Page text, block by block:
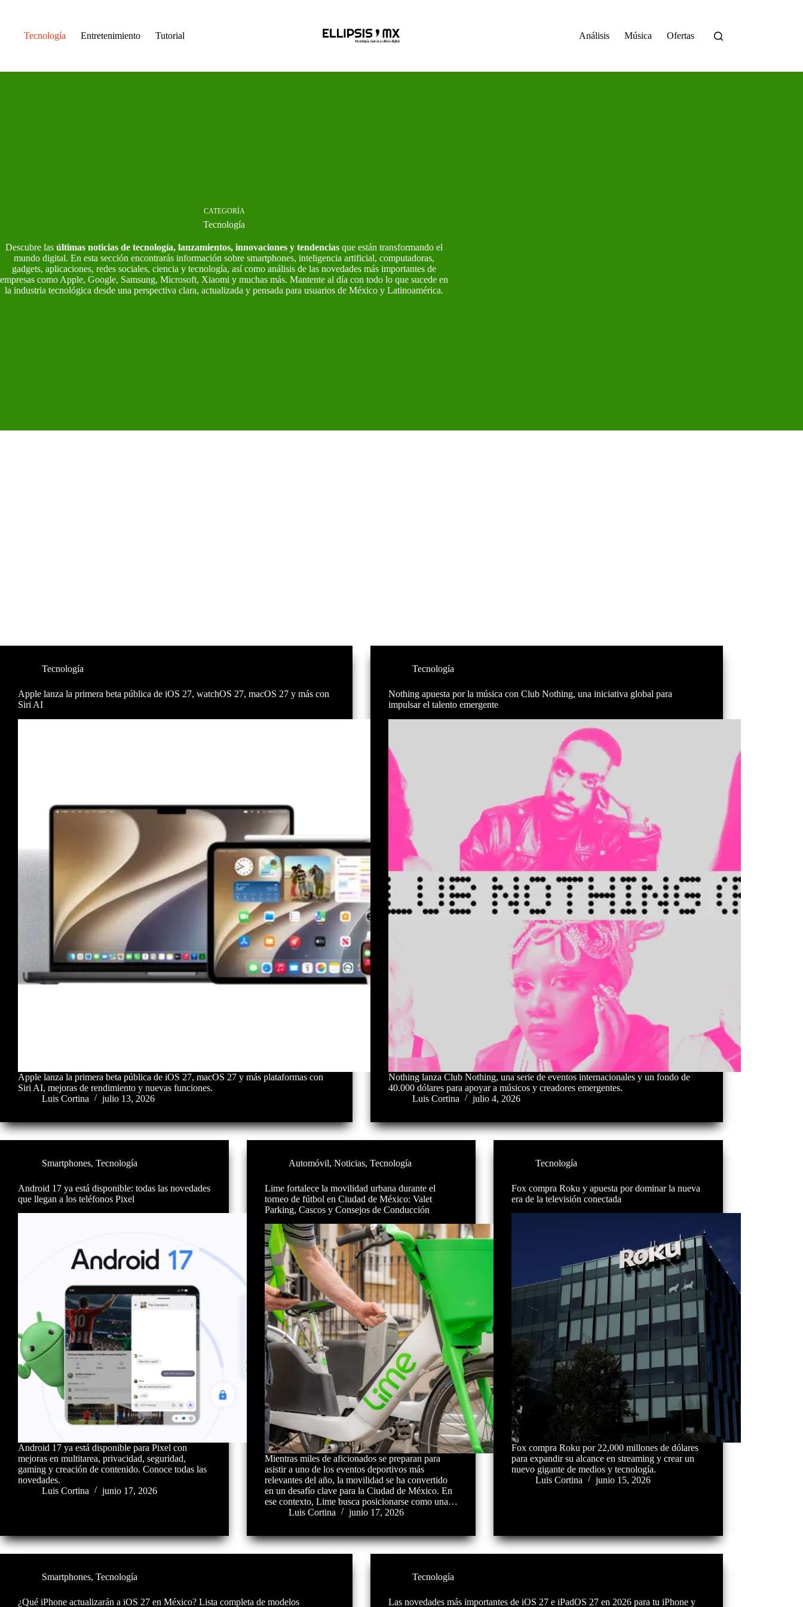
Tecnología
Entretenimiento Tutorial Análisis Música Ofertas
CATEGORÍA
Tecnología
Descubre las últimas noticias de tecnología, lanzamientos, innovaciones y tendencias que están transformando el
mundo digital. En esta sección encontrarás información sobre smartphones, inteligencia artificial, computadoras,
gadgets, aplicaciones, redes sociales, ciencia y tecnología, así como análisis de las novedades más importantes de
empresas como Apple, Google, Samsung, Microsoft, Xiaomi y muchas más. Mantente al día con todo lo que sucede en
la industria tecnológica desde una perspectiva clara, actualizada y pensada para usuarios de México y Latinoamérica.
Tecnología
Apple lanza la primera beta pública de iOS 27, watchOS 27, macOS 27 y más con
Siri AI
Apple lanza la primera beta pública de iOS 27, macOS 27 y más plataformas con
Siri AI, mejoras de rendimiento y nuevas funciones.
Luis Cortina
julio 13, 2026
Tecnología
Nothing apuesta por la música con Club Nothing, una iniciativa global para
impulsar el talento emergente
Nothing lanza Club Nothing, una serie de eventos internacionales y un fondo de
40.000 dólares para apoyar a músicos y creadores emergentes.
Luis Cortina
julio 4, 2026
Smartphones, Tecnología
Android 17 ya está disponible: todas las novedades
que llegan a los teléfonos Pixel
Android 17 ya está disponible para Pixel con
mejoras en multitarea, privacidad, seguridad,
gaming y creación de contenido. Conoce todas las
novedades.
Luis Cortina
junio 17, 2026
Automóvil,Noticias,Tecnología
Lime fortalece la movilidad urbana durante el
torneo de fútbol en Ciudad de México: Valet
Parking, Cascos y Consejos de Conducción
Mientras miles de aficionados se preparan para
asistir a uno de los eventos deportivos más
relevantes del año, la movilidad se ha convertido
en un desafío clave para la Ciudad de México. En
ese contexto, Lime busca posicionarse como una…
Luis Cortina
junio 17, 2026
Tecnología
Fox compra Roku y apuesta por dominar la nueva
era de la televisión conectada
Fox compra Roku por 22,000 millones de dólares
para expandir su alcance en streaming y crear un
nuevo gigante de medios y tecnología.
Luis Cortina
junio 15, 2026
Smartphones, Tecnología
¿Qué iPhone actualizarán a iOS 27 en México? Lista completa de modelos
Tecnología
Las novedades más importantes de iOS 27 e iPadOS 27 en 2026 para tu iPhone y